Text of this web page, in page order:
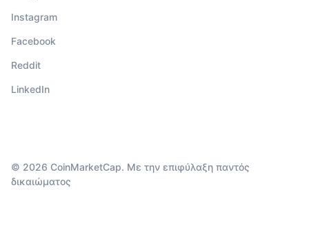
Instagram
Facebook
Reddit
LinkedIn
© 2026 CoinMarketCap. Με την επιφύλαξη παντός
δικαιώματος